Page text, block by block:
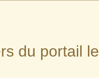
du portail